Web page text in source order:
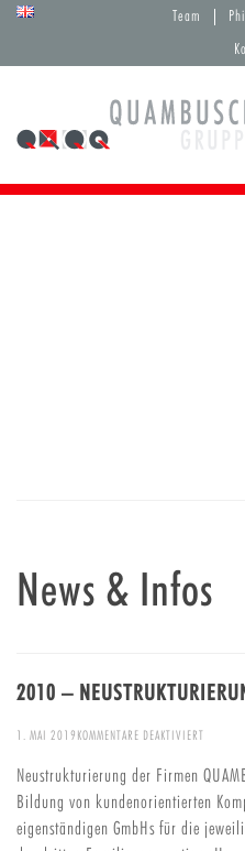
Team
News & Infos
2010 –
1. MAI 2019 KOMMENTARE DEAKTIVIERT
Neustrukturierung der Firmen
Bildung von kundenorientierten
eigenständigen GmbHs für die